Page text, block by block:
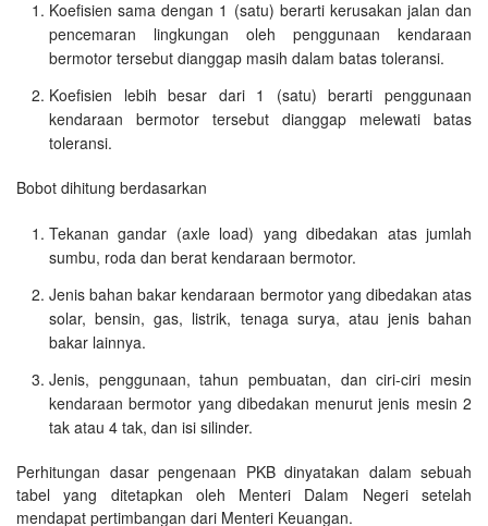
Koefisien sama dengan 1 (satu) berarti kerusakan jalan dan
pencemaran lingkungan oleh penggunaan kendaraan
bermotor tersebut dianggap masih dalam batas toleransi.
Koefisien lebih besar dari 1 (satu) berarti penggunaan
kendaraan bermotor tersebut dianggap melewati batas
toleransi.
Bobot dihitung berdasarkan
Tekanan gandar (axle load) yang dibedakan atas jumlah
sumbu, roda dan berat kendaraan bermotor.
Jenis bahan bakar kendaraan bermotor yang dibedakan atas
solar, bensin, gas, listrik, tenaga surya, atau jenis bahan
bakar lainnya.
Jenis, penggunaan, tahun pembuatan, dan ciri-ciri mesin
kendaraan bermotor yang dibedakan menurut jenis mesin 2
tak atau 4 tak, dan isi silinder.
Perhitungan dasar pengenaan PKB dinyatakan dalam sebuah
tabel yang ditetapkan oleh Menteri Dalam Negeri setelah
mendapat pertimbangan dari Menteri Keuangan.